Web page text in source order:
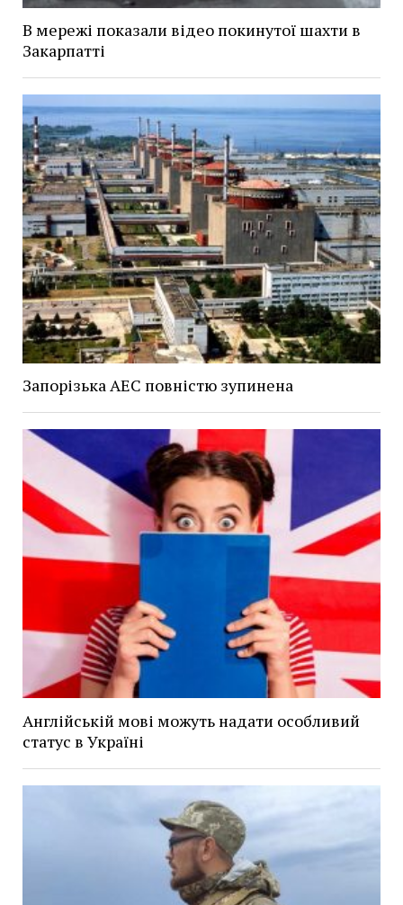
В мережі показали відео покинутої шахти в
Закарпатті
Запорізька АЕС повністю зупинена
Англійській мові можуть надати особливий
статус в Україні